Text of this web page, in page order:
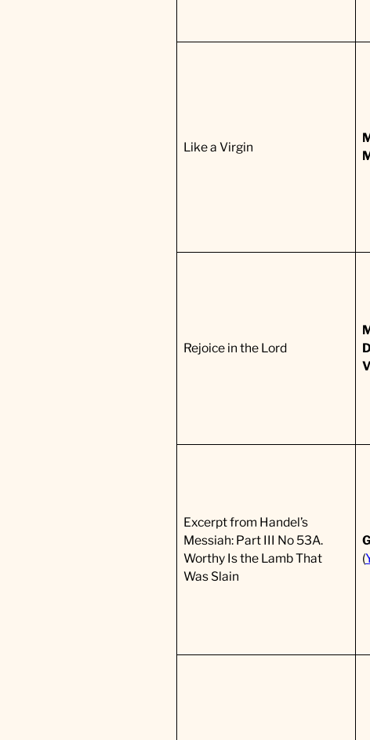
Like a Virgin
Rejoice in the Lord
Excerpt from Handel’s
Messiah: Part III No 53A.
Worthy Is the Lamb That
Was Slain
(